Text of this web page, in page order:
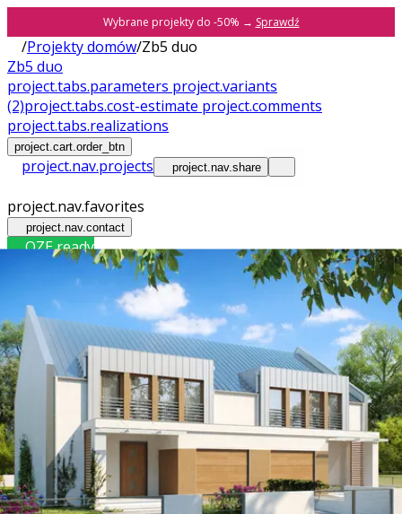
Wybrane projekty do -50% → Sprawdź
/Projekty domów/Zb5 duo
Zb5 duo
project.tabs.parameters project.variants
(2)project.tabs.cost-estimate project.comments
project.tabs.realizations
project.cart.order_btn
project.nav.projects project.nav.share
project.nav.favorites
project.nav.contact
OZE ready